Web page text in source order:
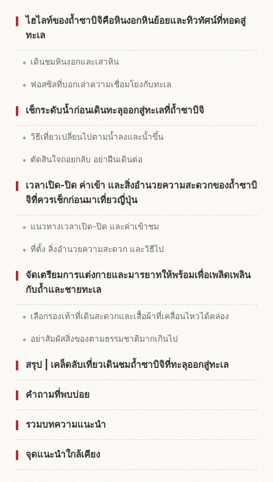
ไฮไลท์ของถ้ำซาบิจิคือหินงอกหินย้อยและทิวทัศน์ที่ทอดสู่
ทะเล
เดินชมหินงอกและเสาหิน
ฟอสซิลที่บอกเล่าความเชื่อมโยงกับทะเล
เช็กระดับน้ำก่อนเดินทะลุออกสู่ทะเลที่ถ้ำซาบิจิ
วิธีเที่ยวเปลี่ยนไปตามน้ำลงและน้ำขึ้น
ตัดสินใจถอยกลับ อย่าฝืนเดินต่อ
เวลาเปิด-ปิด ค่าเข้า และสิ่งอำนวยความสะดวกของถ้ำซาบิ
จิที่ควรเช็กก่อนมาเที่ยวญี่ปุ่น
แนวทางเวลาเปิด-ปิด และค่าเข้าชม
ที่ตั้ง สิ่งอำนวยความสะดวก และวิธีไป
จัดเตรียมการแต่งกายและมารยาทให้พร้อมเพื่อเพลิดเพลิน
กับถ้ำและชายทะเล
เลือกรองเท้าที่เดินสะดวกและเสื้อผ้าที่เคลื่อนไหวได้คล่อง
อย่าสัมผัสสิ่งของตามธรรมชาติมากเกินไป
สรุป | เคล็ดลับเที่ยวเดินชมถ้ำซาบิจิที่ทะลุออกสู่ทะเล
คำถามที่พบบ่อย
รวมบทความแนะนำ
จุดแนะนำใกล้เคียง